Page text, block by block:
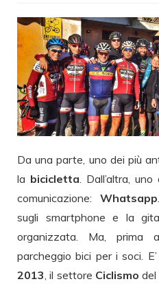
Da una parte, uno dei più
la bicicletta . Dall’altra,
comunicazione:Whatsapp
sugli smartphone e la
organizzata. Ma, prima
parcheggio bici per i soci.
2013 , il settore Ciclismo del